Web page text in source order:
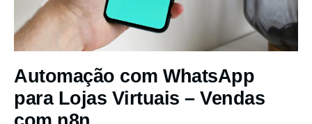
Automação com WhatsApp
para Lojas Virtuais – Vendas